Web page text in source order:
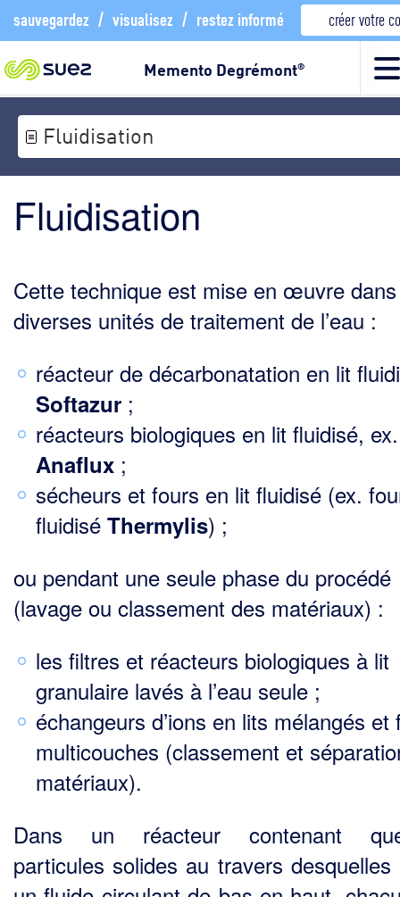
sauvegardez / visualisez / restez informé créer votre
Memento Degrémont®
Fluidisation
Fluidisation
Cette technique est mise en œuvre dans
diverses unités de traitement de l’eau :
réacteur de décarbonatation en lit
Softazur ;
réacteurs biologiques en lit fluidisé, ex.
Anaflux ;
sécheurs et fours en lit fluidisé (ex.
fluidisé Thermylis) ;
ou pendant une seule phase du procédé
(lavage ou classement des matériaux) :
les filtres et réacteurs biologiques à lit
granulaire lavés à l’eau seule ;
échangeurs d’ions en lits mélangés et
multicouches (classement et
matériaux).
Dans un réacteur contenant
particules solides au travers desquelles